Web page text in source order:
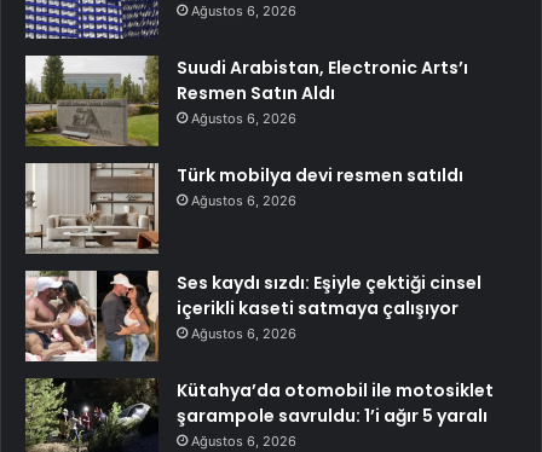
Ağustos 6, 2026
Suudi Arabistan, Electronic Arts’ı
Resmen Satın Aldı
Ağustos 6, 2026
Türk mobilya devi resmen satıldı
Ağustos 6, 2026
Ses kaydı sızdı: Eşiyle çektiği cinsel
içerikli kaseti satmaya çalışıyor
Ağustos 6, 2026
Kütahya’da otomobil ile motosiklet
şarampole savruldu: 1’i ağır 5 yaralı
Ağustos 6, 2026